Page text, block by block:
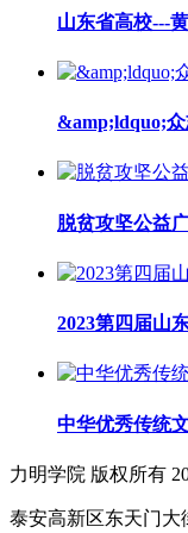
山东省高校---
&amp;ldquo;
脱贫攻坚公益
2023第四届山
中华优秀传统
力明学院 版权所有
泰安高新区东天门大